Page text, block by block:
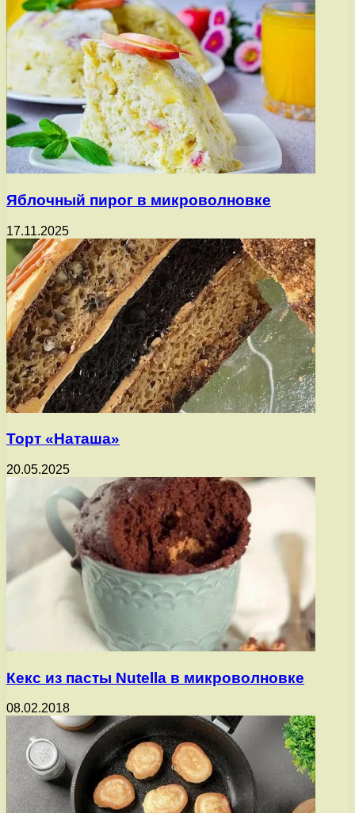
Яблочный пирог в микроволновке
17.11.2025
Торт «Наташа»
20.05.2025
Кекс из пасты Nutella в микроволновке
08.02.2018